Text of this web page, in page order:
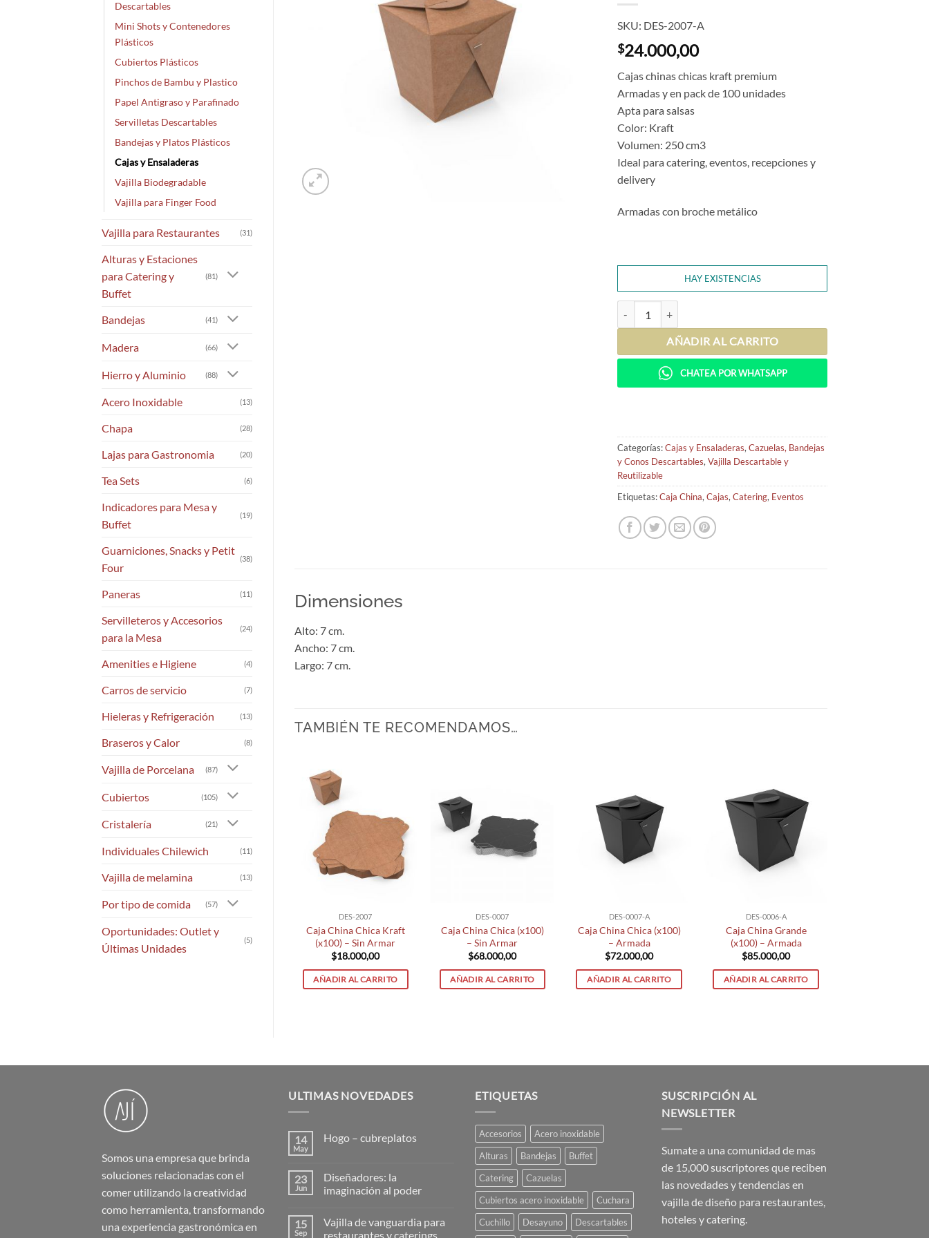
Descartables
Mini Shots y Contenedores
Plásticos
Cubiertos Plásticos
Pinchos de Bambu y Plastico
Papel Antigraso y Parafinado
Servilletas Descartables
Bandejas y Platos Plásticos
Cajas y Ensaladeras
Vajilla Biodegradable
Vajilla para Finger Food
Vajilla para Restaurantes (31)
Alturas y Estaciones
para Catering y
Buffet
(81)
Bandejas (41)
Madera (66)
Hierro y Aluminio (88)
Acero Inoxidable (13)
Chapa (28)
Lajas para Gastronomia (20)
Tea Sets (6)
Indicadores para Mesa y
Buffet
(19)
Guarniciones, Snacks y Petit
Four
(38)
Paneras (11)
Servilleteros y Accesorios
para la Mesa
(24)
Amenities e Higiene (4)
Carros de servicio (7)
Hieleras y Refrigeración (13)
Braseros y Calor (8)
Vajilla de Porcelana (87)
Cubiertos (105)
Cristalería (21)
Individuales Chilewich (11)
Vajilla de melamina (13)
Por tipo de comida (57)
Oportunidades: Outlet y
Últimas Unidades
(5)
SKU: DES-2007-A
$24.000,00
Cajas chinas chicas kraft premium
Armadas y en pack de 100 unidades
Apta para salsas
Color: Kraft
Volumen: 250 cm3
Ideal para catering, eventos, recepciones y
delivery
Armadas con broche metálico
HAY EXISTENCIAS
AÑADIR AL CARRITO
CHATEA POR WHATSAPP
Categorías:Cajas y Ensaladeras,Cazuelas, Bandejas
y Conos Descartables,Vajilla Descartable y
Reutilizable
Etiquetas:Caja China,Cajas,Catering, Eventos
Dimensiones
Alto: 7 cm.
Ancho: 7 cm.
Largo: 7 cm.
TAMBIÉN TE RECOMENDAMOS…
DES-2007
Caja China Chica Kraft
(x100) – Sin Armar
$18.000,00
AÑADIR AL CARRITO
DES-0007
Caja China Chica (x100)
– Sin Armar
$68.000,00
AÑADIR AL CARRITO
DES-0007-A
Caja China Chica (x100)
– Armada
$72.000,00
AÑADIR AL CARRITO
DES-0006-A
Caja China Grande
(x100) – Armada
$85.000,00
AÑADIR AL CARRITO
Somos una empresa que brinda
soluciones relacionadas con el
comer utilizando la creatividad
como herramienta, transformando
una experiencia gastronómica en
ULTIMAS NOVEDADES
14
May
Hogo – cubreplatos
en
Hogo
–
23
Jun
Diseñadores: la
imaginación al poder
comentarios
15
Sep
Vajilla de vanguardia para
restaurantes y caterings
ETIQUETAS
Accesorios
Acero inoxidable
Alturas
Bandejas
Buffet
Catering
Cazuelas
Cubiertos acero inoxidable
Cuchara
Cuchillo
Desayuno Descartables
SUSCRIPCIÓN AL
NEWSLETTER
Sumate a una comunidad de mas
de 15,000 suscriptores que reciben
las novedades y tendencias en
vajilla de diseño para restaurantes,
hoteles y catering.